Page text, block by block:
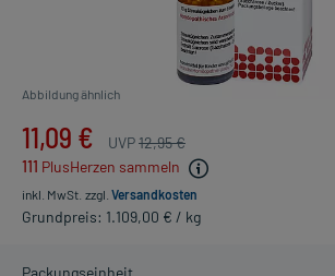
Abbildung ähnlich
11,09 € UVP12,95 €
111 PlusHerzen sammeln
inkl. MwSt. zzgl. Versandkosten
Grundpreis: 1.109,00 € / kg
Packungseinheit